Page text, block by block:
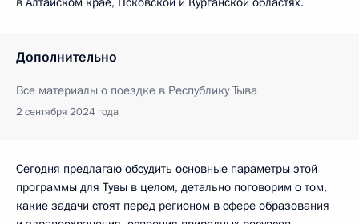
Дополнительно
Все материалы о поездке в Республику Тыва
2 сентября 2024 года
Сегодня предлагаю обсудить основные параметры этой
программы для Тувы в целом, детально поговорим о том,
какие задачи стоят перед регионом в сфере образования